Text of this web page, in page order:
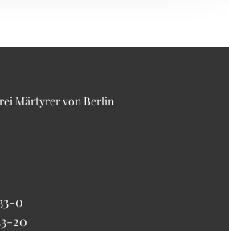
Märtyrer von Berlin
0
20